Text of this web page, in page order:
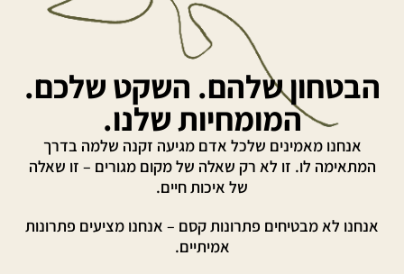
הבטחון שלהם. השקט שלכם.
המומחיות שלנו.
אנחנו מאמינים שלכל אדם מגיעה זקנה שלמה בדרך
המתאימה לו. זו לא רק שאלה של מקום מגורים – זו שאלה
של איכות חיים.
אנחנו לא מבטיחים פתרונות קסם – אנחנו מציעים פתרונות
אמיתיים.